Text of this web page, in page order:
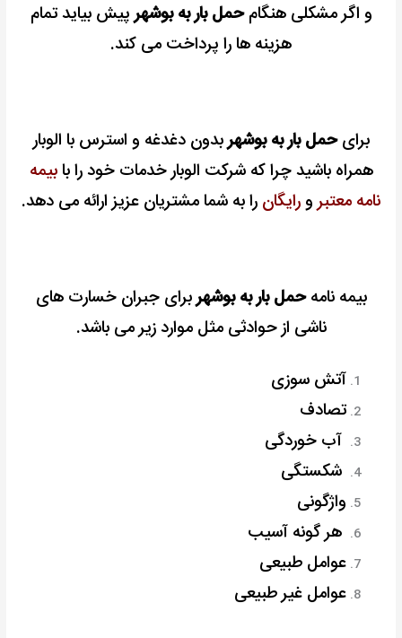
و اگر مشکلی هنگامحمل بار به بوشهرپیش بیاید تمام
هزینه ها را پرداخت می کند.
برایحمل بار به بوشهربدون دغدغه و استرس با الوبار
همراه باشید چرا که شرکت الوبار خدمات خود را بابیمه
نامه معتبرورایگان را به شما مشتریان عزیز ارائه می دهد.
بیمه نامهحمل بار به بوشهربرای جبران خسارت های
ناشی از حوادثی مثل موارد زیر می باشد.
آتش سوزی
تصادف
آب خوردگی
شکستگی
واژگونی
هر گونه آسیب
عوامل طبیعی
عوامل غیر طبیعی